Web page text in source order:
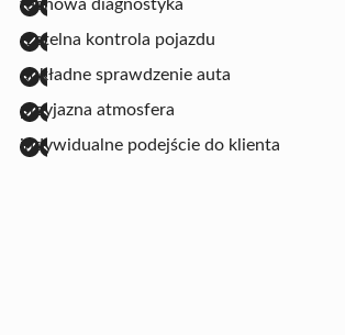
fachowa diagnostyka
rzetelna kontrola pojazdu
dokładne sprawdzenie auta
przyjazna atmosfera
indywidualne podejście do klienta